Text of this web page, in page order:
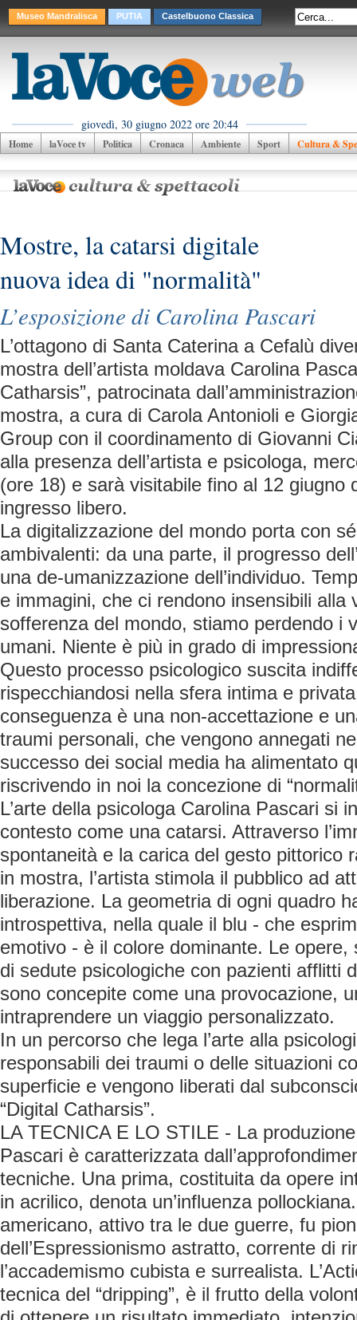
Museo Mandralisca PUTIA Castelbuono Classica
giovedì, 30 giugno 2022 ore 20:44
Home laVoce tv Politica Cronaca Ambiente Sport Cultura &
Mostre, la catarsi digitale
nuova idea di "normalità"
L’esposizione di Carolina Pascari
L’ottagono di Santa Caterina a Cefalù
mostra dell’artista moldava Carolina
Catharsis”, patrocinata
mostra, a cura di Carola Antonioli e
Group con il coordinamento di Giovanni
alla presenza dell’artista e psicologa,
(ore 18) e sarà visitabile fino al 12 giugno
ingresso libero.
La digitalizzazione del mondo porta con
ambivalenti: da una parte, il progresso
una de-umanizzazione dell’individuo.
e immagini, che ci rendono insensibili alla
sofferenza del mondo, stiamo perdendo i
umani. Niente è più in grado di
Questo processo psicologico suscita
rispecchiandosi nella sfera intima e
conseguenza è una non-accettazione e
traumi personali, che vengono annegati
successo dei social media ha alimentato
riscrivendo in noi la concezione di
L’arte della psicologa Carolina Pascari si
contesto come una catarsi. Attraverso
spontaneità e la carica del gesto pittorico
in mostra, l’artista stimola il pubblico ad
liberazione. La geometria di ogni quadro
introspettiva, nella quale il blu - che
emotivo - è il colore dominante. Le opere,
di sedute psicologiche con pazienti afflitti
sono concepite come una provocazione,
intraprendere un viaggio personalizzato.
In un percorso che lega l’arte alla
responsabili dei traumi o delle situazioni
superficie e vengono liberati dal
“Digital Catharsis”.
LA TECNICA E LO STILE - La
Pascari è caratterizzata
tecniche. Una prima, costituita da opere
in acrilico, denota un’influenza
americano, attivo tra le due guerre, fu
dell’Espressionismo astratto, corrente di
l’accademismo cubista e surrealista.
tecnica del “dripping”, è il frutto della